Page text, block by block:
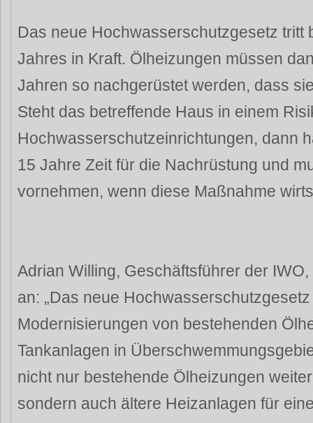
Das neue Hochwasserschutzgesetz tritt
Jahres in Kraft. Ölheizungen müssen
Jahren so nachgerüstet werden, dass
Steht das betreffende Haus in einem
Hochwasserschutzeinrichtungen, dann
15 Jahre Zeit für die Nachrüstung und
vornehmen, wenn diese Maßnahme
Adrian Willing, Geschäftsführer der
an: „Das neue
Modernisierungen von bestehenden
Tankanlagen in
nicht nur bestehende Ölheizungen
sondern auch ältere Heizanlagen für